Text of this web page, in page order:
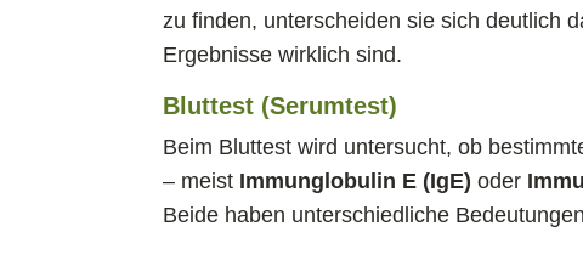
zu finden, unterscheiden sie sich deutlich
Ergebnisse wirklich sind.
Bluttest (Serumtest)
Beim Bluttest wird untersucht, ob
– meist Immunglobulin E (IgE) oder
Beide haben unterschiedliche